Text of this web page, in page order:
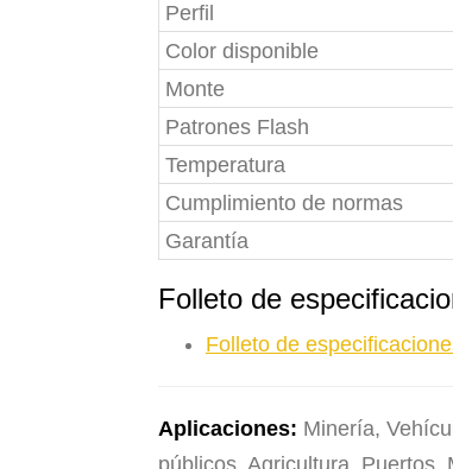
Perfil
Color disponible
Monte
Patrones Flash
Temperatura
Cumplimiento de normas
Garantía
Folleto de
Folleto de
Aplicaciones: Minería,